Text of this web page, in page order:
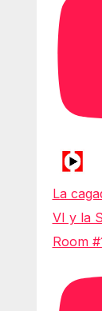
La
VI y la
Room